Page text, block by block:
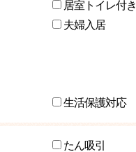
居室トイレ付き
夫婦入居
生活保護対応
たん吸引